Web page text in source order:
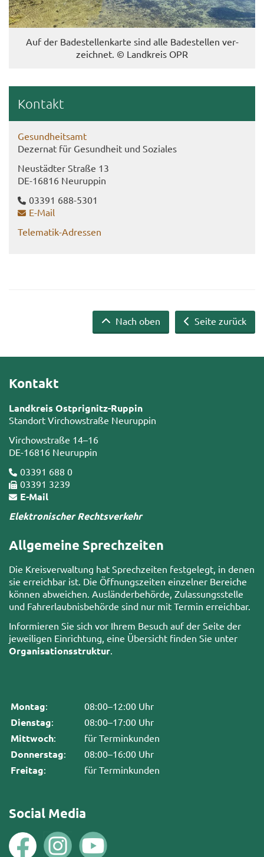
Auf der Ba­de­stel­len­kar­te sind alle Ba­de­stel­len ver­
zeich­net. © Land­kreis OPR
Kon­takt
Ge­sund­heits­amt
De­zer­nat für Ge­sund­heit und So­zia­les
Neu­städ­ter Stra­ße 13
DE-​16816 Neu­rup­pin
03391 688-​5301
E-​Mail
Telematik-​Adressen
Seite zurück
Nach oben
Kontakt
Landkreis Ostprignitz-Ruppin
Standort Virchowstraße Neuruppin
Virchowstraße 14–16
DE-16816 Neuruppin
03391 688 0
03391 3239
E-Mail
Elektronischer Rechtsverkehr
Allgemeine Sprechzeiten
Die Kreisverwaltung hat Sprechzeiten festgelegt, in denen
sie erreichbar ist. Die Öffnungszeiten einzelner Bereiche
können abweichen. Ausländerbehörde, Zulassungsstelle
und Fahrerlaubnisbehörde sind nur mit Termin erreichbar.
Informieren Sie sich vor Ihrem Besuch auf der Seite der
jeweiligen Einrichtung, eine Übersicht finden Sie unter
Organisationsstruktur.
Montag: 08:00–12:00 Uhr
Dienstag: 08:00–17:00 Uhr
Mittwoch: für Terminkunden
Donnerstag: 08:00–16:00 Uhr
Freitag: für Terminkunden
Social Media